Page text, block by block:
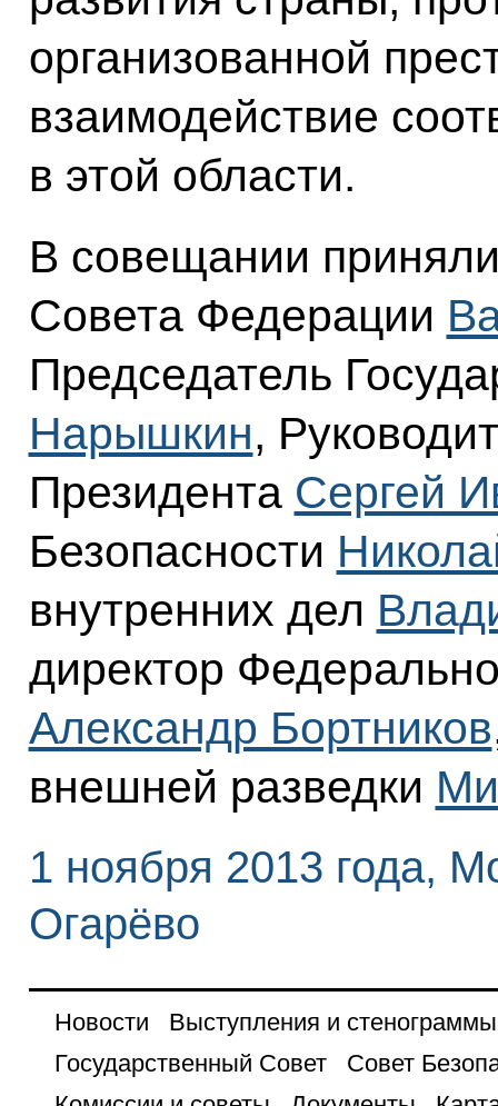
организованной
взаимодействие
в этой области.
В совещании
Совета Федерации
Председатель
Нарышкин,
Президента Сергей
Безопасности
внутренних дел
директор
Александр Бортников
внешней разведки
1 ноября 2013 года,
Огарёво
Новости
Выступления и стенограммы
Государственный Совет
Совет